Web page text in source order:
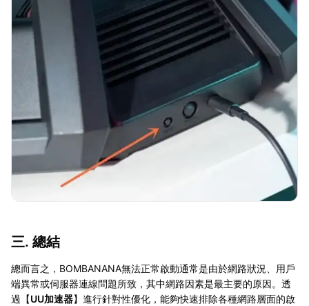
三. 總結
總而言之，BOMBANANA無法正常啟動通常是由於網路狀況、用戶
端異常或伺服器連線問題所致，其中網路因素是最主要的原因。透
過【UU加速器】進行針對性優化，能夠快速排除各種網路層面的啟